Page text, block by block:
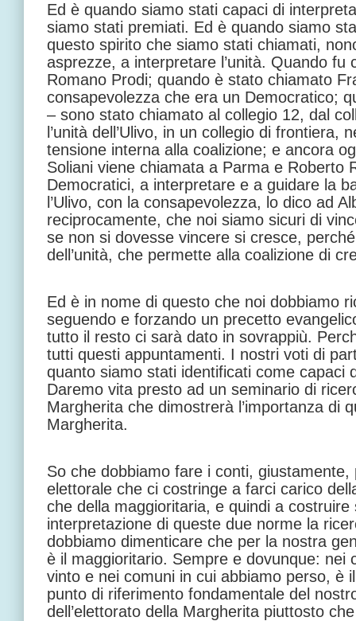
Ed è quando siamo stati capaci di
siamo stati premiati. Ed è quando siamo
questo spirito che siamo stati chiamati,
asprezze, a interpretare l’unità. Quando fu
Romano Prodi; quando è stato chiamato
consapevolezza che era un Democratico;
– sono stato chiamato al collegio 12, dal
l’unità dell’Ulivo, in un collegio di frontiera,
tensione interna alla coalizione; e ancora
Soliani viene chiamata a Parma e Roberto
Democratici, a interpretare e a guidare la
l’Ulivo, con la consapevolezza, lo dico ad
reciprocamente, che noi siamo sicuri di
se non si dovesse vincere si cresce,
dell’unità, che permette alla coalizione di
Ed è in nome di questo che noi dobbiamo
seguendo e forzando un precetto
tutto il resto ci sarà dato in sovrappiù.
tutti questi appuntamenti. I nostri voti di
quanto siamo stati identificati come capaci
Daremo vita presto ad un seminario di
Margherita che dimostrerà l’importanza di
Margherita.
So che dobbiamo fare i conti, giustamente,
elettorale che ci costringe a farci carico
che della maggioritaria, e quindi a costruire
interpretazione di queste due norme la
dobbiamo dimenticare che per la nostra
è il maggioritario. Sempre e dovunque: nei
vinto e nei comuni in cui abbiamo perso, è
punto di riferimento fondamentale del
dell’elettorato della Margherita piuttosto